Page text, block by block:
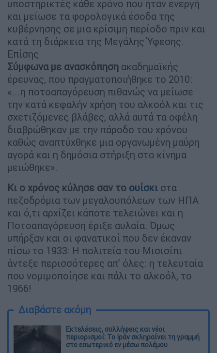
υποστηρικτές κάθε χρόνο που ήταν ενεργή
και μείωσε τα φορολογικά έσοδα της
κυβέρνησης σε μια κρίσιμη περίοδο πριν και
κατά τη διάρκεια της Μεγάλης Ύφεσης.
Επίσης
Σύμφωνα με ανασκόπηση ακαδημαϊκής
έρευνας, που πραγματοποιήθηκε το 2010:
«...η ποτοαπαγόρευση πιθανώς να μείωσε
την κατά κεφαλήν χρήση του αλκοόλ και τις
σχετιζόμενες βλάβες, αλλά αυτά τα οφέλη
διαβρώθηκαν με την πάροδο του χρόνου
καθώς αναπτύχθηκε μια οργανωμένη μαύρη
αγορά και η δημόσια στήριξη στο κίνημα
μειώθηκε».
Κι ο χρόνος κύλησε σαν το ουίσκι στα
πεζοδρόμια των μεγαλουπόλεων των ΗΠΑ
και ό,τι αρχίζει κάποτε τελειώνει και η
Ποτοαπαγόρευση έριξε αυλαία. Όμως
υπήρξαν και οι φανατικοί που δεν έκαναν
πίσω το 1933: Η πολιτεία του Μισισίπι
άντεξε περισσότερες απ’ όλες: η τελευταία
που νομιμοποίησε και πάλι το αλκοόλ, το
1966!
Διαβάστε ακόμη
Εκτελέσεις, συλλήψεις και νέοι
περιορισμοί: Το Ιράν σκληραίνει τη γραμμή
στο εσωτερικό εν μέσω πολέμου